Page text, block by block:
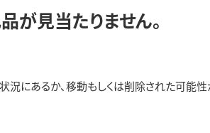
が見当たりません。
にあるか、移動もしくは削除された可能性